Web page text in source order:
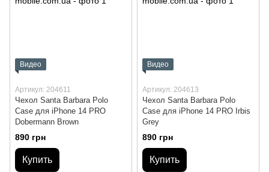
Видео
Артикул: 204611
Чехол Santa Barbara Polo
Case для iPhone 14 PRO
Dobermann Brown
890 грн
Купить
Видео
Артикул: 204613
Чехол Santa Barbara Polo
Case для iPhone 14 PRO Irbis
Grey
890 грн
Купить